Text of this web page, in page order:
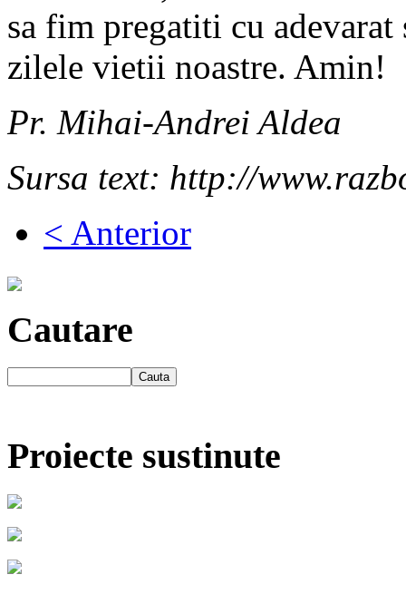
sa fim pregatiti cu
zilele vietii noastre. Amin!
Pr. Mihai-Andrei Aldea
Sursa text: http://
< Anterior
Cautare
Proiecte sustinute